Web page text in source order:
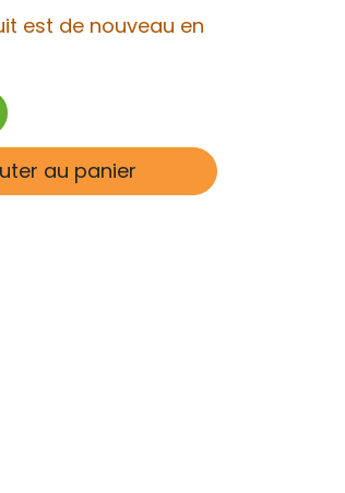
est de nouveau en
au panier